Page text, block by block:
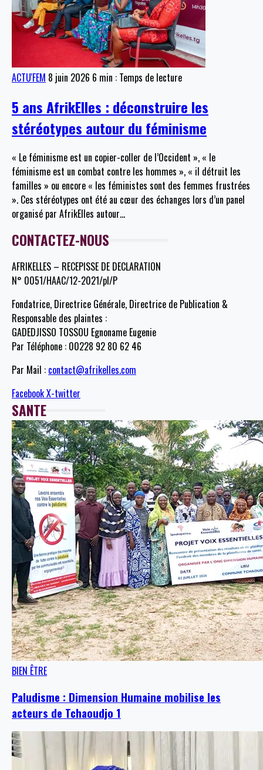
ACTU'FEM 8 juin 2026 6 min : Temps de lecture
5 ans AfrikElles : déconstruire les
stéréotypes autour du féminisme
« Le féminisme est un copier-coller de l’Occident », « le
féminisme est un combat contre les hommes », « il détruit les
familles » ou encore « les féministes sont des femmes frustrées
». Ces stéréotypes ont été au cœur des échanges lors d’un panel
organisé par AfrikElles autour…
CONTACTEZ-NOUS
AFRIKELLES – RECEPISSE DE DECLARATION
N° 0051/HAAC/12-2021/pl/P
Fondatrice, Directrice Générale, Directrice de Publication &
Responsable des plaintes :
GADEDJISSO TOSSOU Egnoname Eugenie
Par Téléphone : 00228 92 80 62 46
Par Mail : contact@afrikelles.com
FacebookX-twitter
SANTE
BIEN ÊTRE
Paludisme : Dimension Humaine mobilise les
acteurs de Tchaoudjo 1